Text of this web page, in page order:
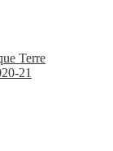
Terre
21